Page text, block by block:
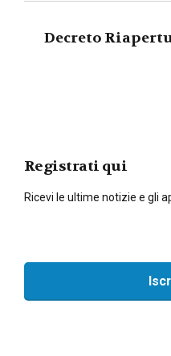
Decreto
Registrati qui
Ricevi le ultime notizie e gli